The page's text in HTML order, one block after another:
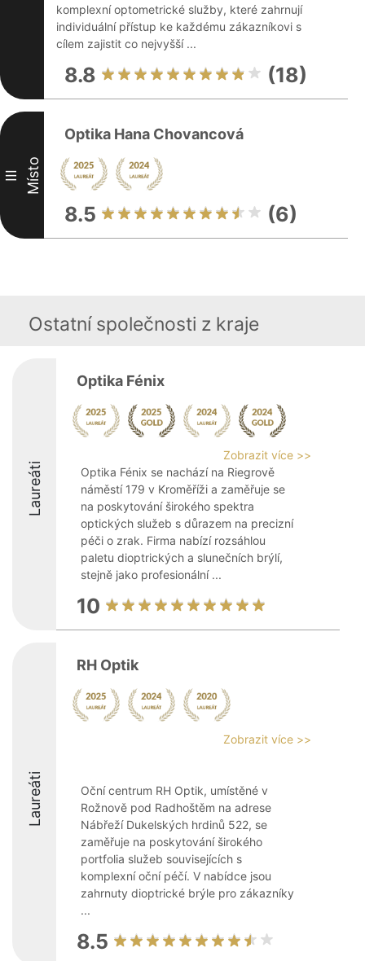
komplexní optometrické služby, které zahrnují
individuální přístup ke každému zákazníkovi s
cílem zajistit co nejvyšší ...
8.8 (18)
III Místo
Optika Hana Chovancová
8.5 (6)
Ostatní společnosti z kraje
Laureáti
Optika Fénix
Zobrazit více >>
Optika Fénix se nachází na Riegrově
náměstí 179 v Kroměříži a zaměřuje se
na poskytování širokého spektra
optických služeb s důrazem na precizní
péči o zrak. Firma nabízí rozsáhlou
paletu dioptrických a slunečních brýlí,
stejně jako profesionální ...
10
Laureáti
RH Optik
Zobrazit více >>
Oční centrum RH Optik, umístěné v
Rožnově pod Radhoštěm na adrese
Nábřeží Dukelských hrdinů 522, se
zaměřuje na poskytování širokého
portfolia služeb souvisejících s
komplexní oční péčí. V nabídce jsou
zahrnuty dioptrické brýle pro zákazníky
...
8.5